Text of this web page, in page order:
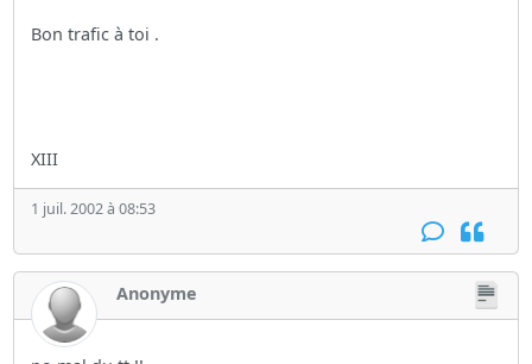
Bon trafic à toi .
XIII
1 juil. 2002 à 08:53
Anonyme